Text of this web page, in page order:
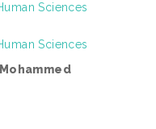
Sciences
Sciences